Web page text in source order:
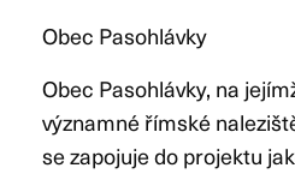
Obec Pasohlávky
Obec Pasohlávky, na
významné římské
se zapojuje do projektu